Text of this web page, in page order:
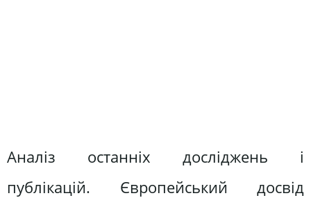
Аналіз останніх досліджень і
публікацій. Європейський досвід